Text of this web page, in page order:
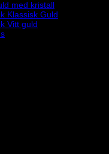
med kristall
Klassisk Guld
Vitt guld